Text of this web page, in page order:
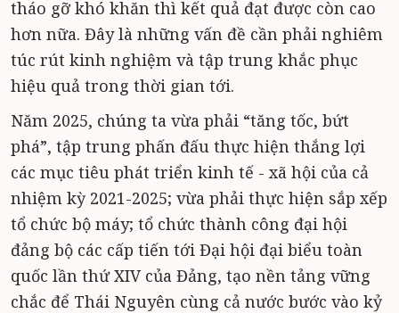
tháo gỡ khó khăn thì kết quả đạt được còn cao
hơn nữa. Đây là những vấn đề cần phải nghiêm
túc rút kinh nghiệm và tập trung khắc phục
hiệu quả trong thời gian tới.
Năm 2025, chúng ta vừa phải “tăng tốc, bứt
phá”, tập trung phấn đấu thực hiện thắng lợi
các mục tiêu phát triển kinh tế - xã hội của cả
nhiệm kỳ 2021-2025; vừa phải thực hiện sắp xếp
tổ chức bộ máy; tổ chức thành công đại hội
đảng bộ các cấp tiến tới Đại hội đại biểu toàn
quốc lần thứ XIV của Đảng, tạo nền tảng vững
chắc để Thái Nguyên cùng cả nước bước vào kỷ